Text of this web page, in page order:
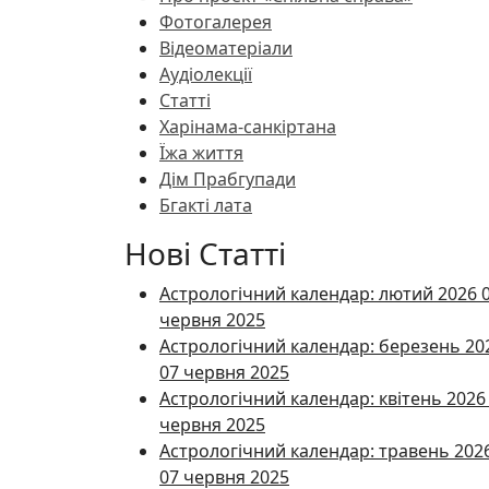
Фотогалерея
Відеоматеріали
Аудіолекції
Статті
Харінама-санкіртана
Їжа життя
Дім Прабгупади
Бгакті лата
Нові Статті
Астрологічний календар: лютий 2026
червня 2025
Астрологічний календар: березень
07 червня 2025
Астрологічний календар: квітень 2026
червня 2025
Астрологічний календар: травень
07 червня 2025